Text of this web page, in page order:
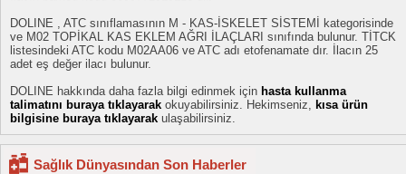
DOLINE , ATC sınıflamasının M - KAS-İSKELET SİSTEMİ kategorisinde
ve M02 TOPİKAL KAS EKLEM AĞRI İLAÇLARI sınıfında bulunur. TİTCK
listesindeki ATC kodu M02AA06 ve ATC adı etofenamate dır. İlacın 25
adet eş değer ilacı bulunur.
DOLINE hakkında daha fazla bilgi edinmek için hasta kullanma
talimatını buraya tıklayarak okuyabilirsiniz. Hekimseniz, kısa ürün
bilgisine buraya tıklayarak ulaşabilirsiniz.
Sağlık Dünyasından Son Haberler